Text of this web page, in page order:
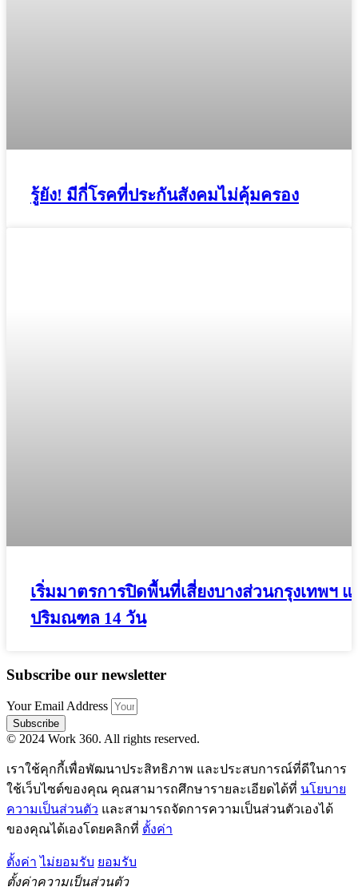
รู้ยัง! มีกี่โรคที่ประกันสังคมไม่คุ้มครอง
เริ่มมาตรการปิดพื้นที่เสี่ยงบางส่วนกรุงเทพฯ แ
ปริมณฑล 14 วัน
Subscribe our newsletter
Your Email Address
Subscribe
© 2024 Work 360. All rights reserved.
เราใช้คุกกี้เพื่อพัฒนาประสิทธิภาพ และประสบการณ์ที่ดีในการ
ใช้เว็บไซต์ของคุณ คุณสามารถศึกษารายละเอียดได้ที่ นโยบาย
ความเป็นส่วนตัว และสามารถจัดการความเป็นส่วนตัวเองได้
ของคุณได้เองโดยคลิกที่ ตั้งค่า
ตั้งค่า ไม่ยอมรับ ยอมรับ
ตั้งค่าความเป็นส่วนตัว